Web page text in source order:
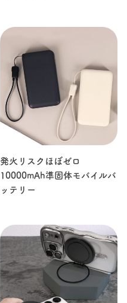
発火リスクほぼゼロ
10000mAh準固体モバイルバ
ッテリー